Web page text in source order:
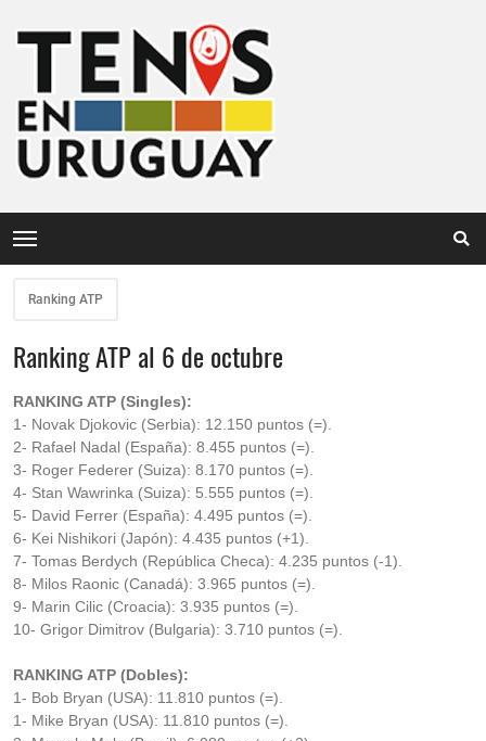
Ranking ATP
Ranking ATP al 6 de octubre
RANKING ATP (Singles):
1- Novak Djokovic (Serbia): 12.150 puntos (=).
2- Rafael Nadal (España): 8.455 puntos (=).
3- Roger Federer (Suiza): 8.170 puntos (=).
4- Stan Wawrinka (Suiza): 5.555 puntos (=).
5- David Ferrer (España): 4.495 puntos (=).
6- Kei Nishikori (Japón): 4.435 puntos (+1).
7- Tomas Berdych (República Checa): 4.235 puntos (-1).
8- Milos Raonic (Canadá): 3.965 puntos (=).
9- Marin Cilic (Croacia): 3.935 puntos (=).
10- Grigor Dimitrov (Bulgaria): 3.710 puntos (=).
RANKING ATP (Dobles):
1- Bob Bryan (USA): 11.810 puntos (=).
1- Mike Bryan (USA): 11.810 puntos (=).